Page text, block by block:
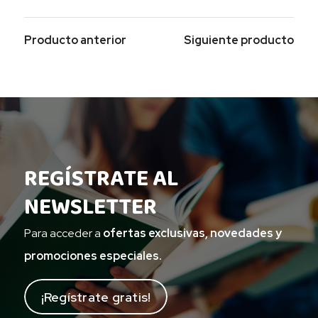
Producto anterior Siguiente producto
REGÍSTRATE AL
NEWSLETTER
Para acceder a ofertas exclusivas, novedades y
promociones especiales.
¡Regístrate gratis!